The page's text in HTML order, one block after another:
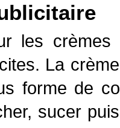
les crèmes
La
forme de
sucer